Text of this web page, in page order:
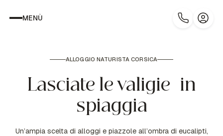
MENÙ
ALLOGGIO NATURISTA CORSICA
Lasciate le valigie in
spiaggia
Un’ampia scelta di alloggi e piazzole all’ombra di eucalipti,